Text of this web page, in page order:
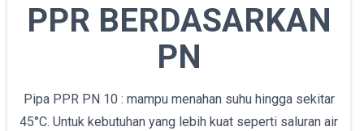
PPR BERDASARKAN
PN
Pipa PPR PN 10 : mampu menahan suhu hingga sekitar
45°C. Untuk kebutuhan yang lebih kuat seperti saluran air